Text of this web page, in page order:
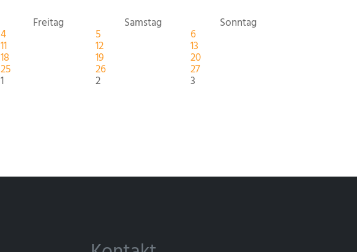
Freitag Samstag Sonntag
4 5 6
11 12 13
18 19 20
25 26 27
1 2 3